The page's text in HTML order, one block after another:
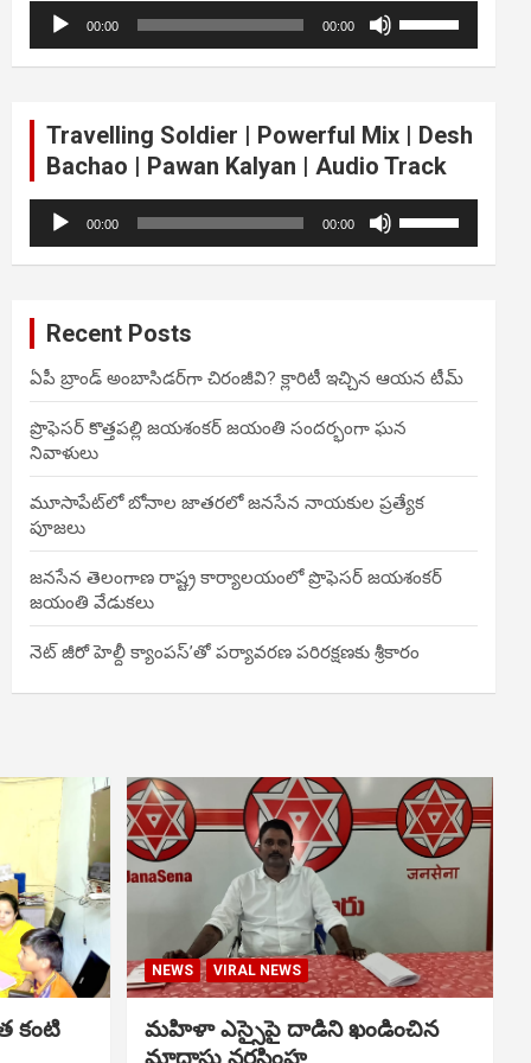
Audio
Player
00:00 00:00
Arrow
increase
or
Travelling Soldier | Powerful Mix | Desh
Bachao | Pawan Kalyan | Audio Track
Audio
Player
00:00 00:00
Arrow
decrease
Recent Posts
ఏపీ బ్రాండ్ అంబాసిడర్‌గా చిరంజీవి? క్లారిటీ ఇచ్చిన ఆయన టీమ్
ప్రొఫెసర్ కొత్తపల్లి జయశంకర్ జయంతి సందర్భంగా ఘన
నివాళులు
మూసాపేట్‌లో బోనాల జాతరలో జనసేన నాయకుల ప్రత్యేక
పూజలు
జనసేన తెలంగాణ రాష్ట్ర కార్యాలయంలో ప్రొఫెసర్ జయశంకర్
జయంతి వేడుకలు
నెట్ జీరో హెల్దీ క్యాంపస్’తో పర్యావరణ పరిరక్షణకు శ్రీకారం
కంటి
NEWS VIRAL NEWS
మహిళా ఎస్సైపై దాడిని ఖండించిన
మాదాసు నరసింహ